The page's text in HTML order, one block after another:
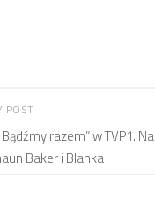
POST
razem” w TVP1. Na
Baker i Blanka